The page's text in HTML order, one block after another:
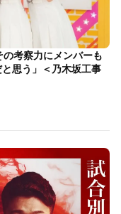
考察力にメンバーも
思う」＜乃木坂工事